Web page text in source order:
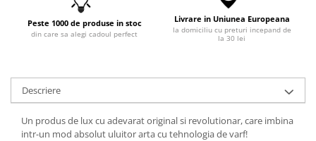
Peste 1000 de produse in stoc
din care sa alegi cadoul perfect
Livrare in Uniunea Europeana
la domiciliu cu preturi incepand de
la 30 lei
Descriere
Un produs de lux cu adevarat original si revolutionar, care imbina
intr-un mod absolut uluitor arta cu tehnologia de varf!